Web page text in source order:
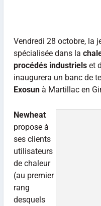
Vendredi 28 octobre, la
spécialisée dans la
procédés industrielset
inaugurera un banc de
Exosunà Martillac en
Newheat
propose à
ses clients
utilisateurs
de chaleur
(au premier
rang
desquels